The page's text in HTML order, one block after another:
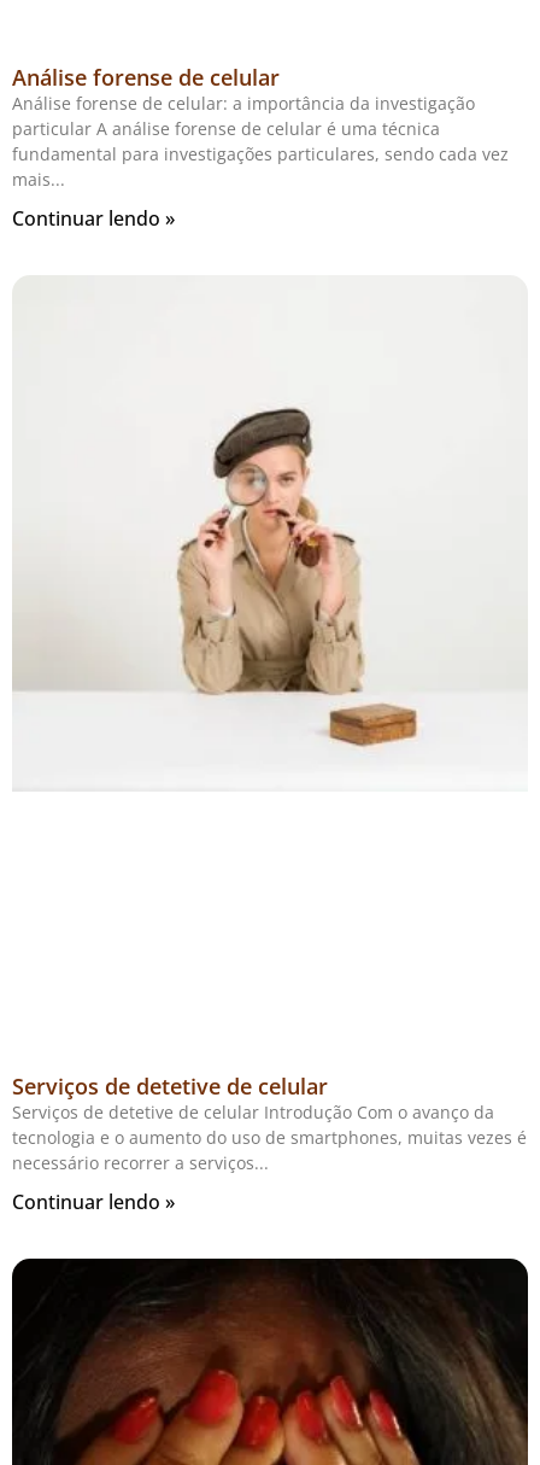
Análise forense de celular
Análise forense de celular: a importância da investigação
particular A análise forense de celular é uma técnica
fundamental para investigações particulares, sendo cada vez
mais
Continuar lendo »
Serviços de detetive de celular
Serviços de detetive de celular Introdução Com o avanço da
tecnologia e o aumento do uso de smartphones, muitas vezes é
necessário recorrer a serviços
Continuar lendo »